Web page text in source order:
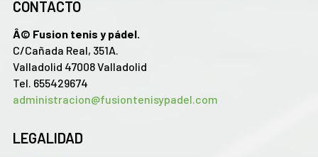
CONTACTO
Â© Fusion tenis y pádel.
C/Cañada Real, 351A.
Valladolid 47008 Valladolid
Tel. 655429674
administracion@fusiontenisypadel.com
LEGALIDAD